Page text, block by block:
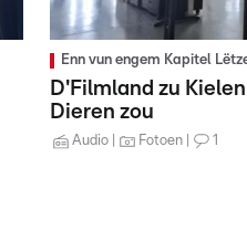
Enn vun engem Kapitel
D'Filmland zu
Dieren zou
Audio Fotoen 1